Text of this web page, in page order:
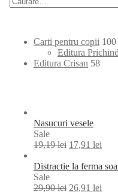
după:
Carti pentru copii 100
Editura
Editura Crisan 5858
Nasucuri vesele
SaleProduct
on
19,19lei 17,91 lei
Distractie la ferma
SaleProduct
on
29,90lei 26,91 lei